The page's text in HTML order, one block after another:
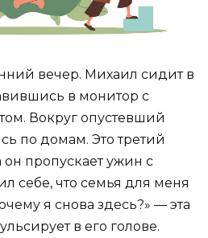
вечер. Михаил сидит в
в монитор с
Вокруг опустевший
по домам. Это третий
пропускает ужин с
себе, что семья для меня
я снова здесь?» — эта
в его голове.